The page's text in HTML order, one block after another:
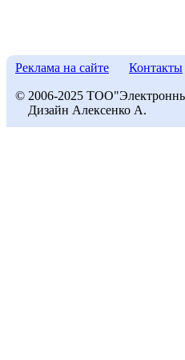
Реклама на сайте Контакты
© 2006-2025
Дизайн Алексенко А.